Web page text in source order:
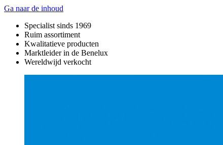
Ga naar de inhoud
Specialist sinds 1969
Ruim assortiment
Kwalitatieve producten
Marktleider in de Benelux
Wereldwijd verkocht